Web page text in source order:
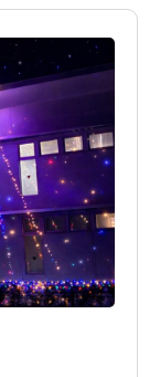
ていただける存
る際には、ぜ
域貢献に取り組